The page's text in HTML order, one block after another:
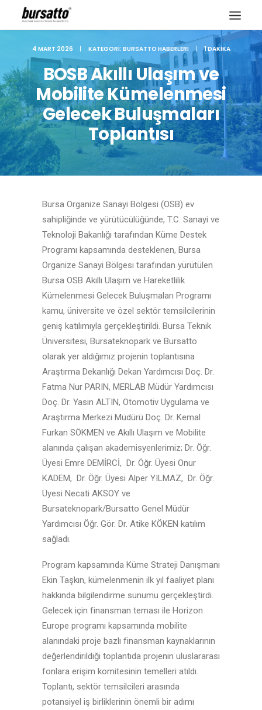
Site içi arama
4 MART 2026 | KATEGORI: BURSATTO HABERLERI | 1 DAKIKA
BOSB Akıllı Ulaşım ve
Mobilite Kümelenmesi
Gelecek Buluşmaları
Toplantısı
Bursa Organize Sanayi Bölgesi (OSB) ev
sahipliğinde ve yürütücülüğünde, T.C. Sanayi ve
Teknoloji Bakanlığı tarafından Küme Destek
Programı kapsamında desteklenen, Bursa
Organize Sanayi Bölgesi tarafından yürütülen
Bursa OSB Akıllı Ulaşım ve Hareketlilik
Kümelenmesi Gelecek Buluşmaları Programı
kamu, üniversite ve özel sektör temsilcilerinin
geniş katılımıyla gerçekleştirildi. Bursa Teknik
Üniversitesi, Bursateknopark ve Bursatto
olarak yer aldığımız projenin toplantısına
Araştırma Dekanlığı Dekan Yardımcısı Doç. Dr.
Fatma Nur PARIN, MERLAB Müdür Yardımcısı
Doç. Dr. Yasin ALTIN, Otomotiv Uygulama ve
Araştırma Merkezi Müdürü Doç. Dr. Kemal
Furkan SÖKMEN ve Akıllı Ulaşım ve Mobilite
alanında çalışan akademisyenlerimiz; Dr. Öğr.
Üyesi Emre DEMİRCİ, Dr. Öğr. Üyesi Onur
KADEM, Dr. Öğr. Üyesi Alper YILMAZ, Dr. Öğr.
Üyesi Necati AKSOY ve
Bursateknopark/Bursatto Genel Müdür
Yardımcısı Öğr. Gör. Dr. Atike KÖKEN katılım
sağladı.
Program kapsamında Küme Strateji Danışmanı
Ekin Taşkın, kümelenmenin ilk yıl faaliyet planı
hakkında bilgilendirme sunumu gerçekleştirdi.
Gelecek için finansman teması ile Horizon
Europe programı kapsamında mobilite
alanındaki proje bazlı finansman kaynaklarının
değerlendirildiği toplantıda projenin uluslararası
fonlara erişim komitesinin temelleri atıldı.
Toplantı, sektör temsilcileri arasında
potansiyel iş birliklerinin önemli bir adımı